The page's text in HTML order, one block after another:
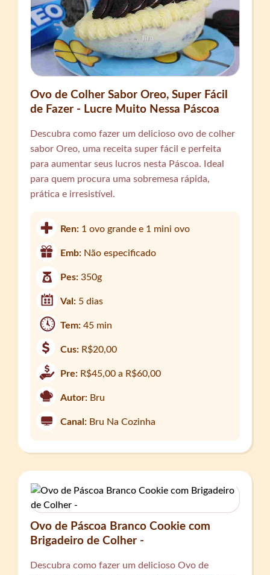
Ovo de Colher Sabor Oreo, Super Fácil
de Fazer - Lucre Muito Nessa Páscoa
Descubra como fazer um delicioso ovo de colher
sabor Oreo, uma receita super fácil e perfeita
para aumentar seus lucros nesta Páscoa. Ideal
para quem procura uma sobremesa rápida,
prática e irresistível.
Ren: 1 ovo grande e 1 mini ovo
Emb: Não especificado
Pes:350g
Val: 5 dias
Tem:45 min
Cus: R$20,00
Pre: R$45,00 a R$60,00
Autor: Bru
Canal: Bru Na Cozinha
Ovo de Páscoa Branco Cookie com
Brigadeiro de Colher -
Descubra como fazer um delicioso Ovo de